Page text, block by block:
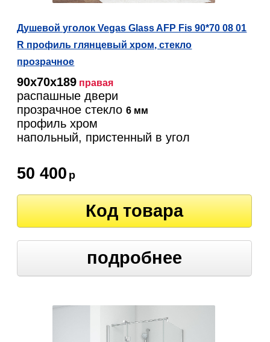
Душевой уголок Vegas Glass AFP Fis 90*70 08 01
R профиль глянцевый хром, стекло
прозрачное
90х70х189 правая
распашные двери
прозрачное стекло6 мм
профиль хром
напольный, пристенный в угол
50 400 р
Код товара
подробнее